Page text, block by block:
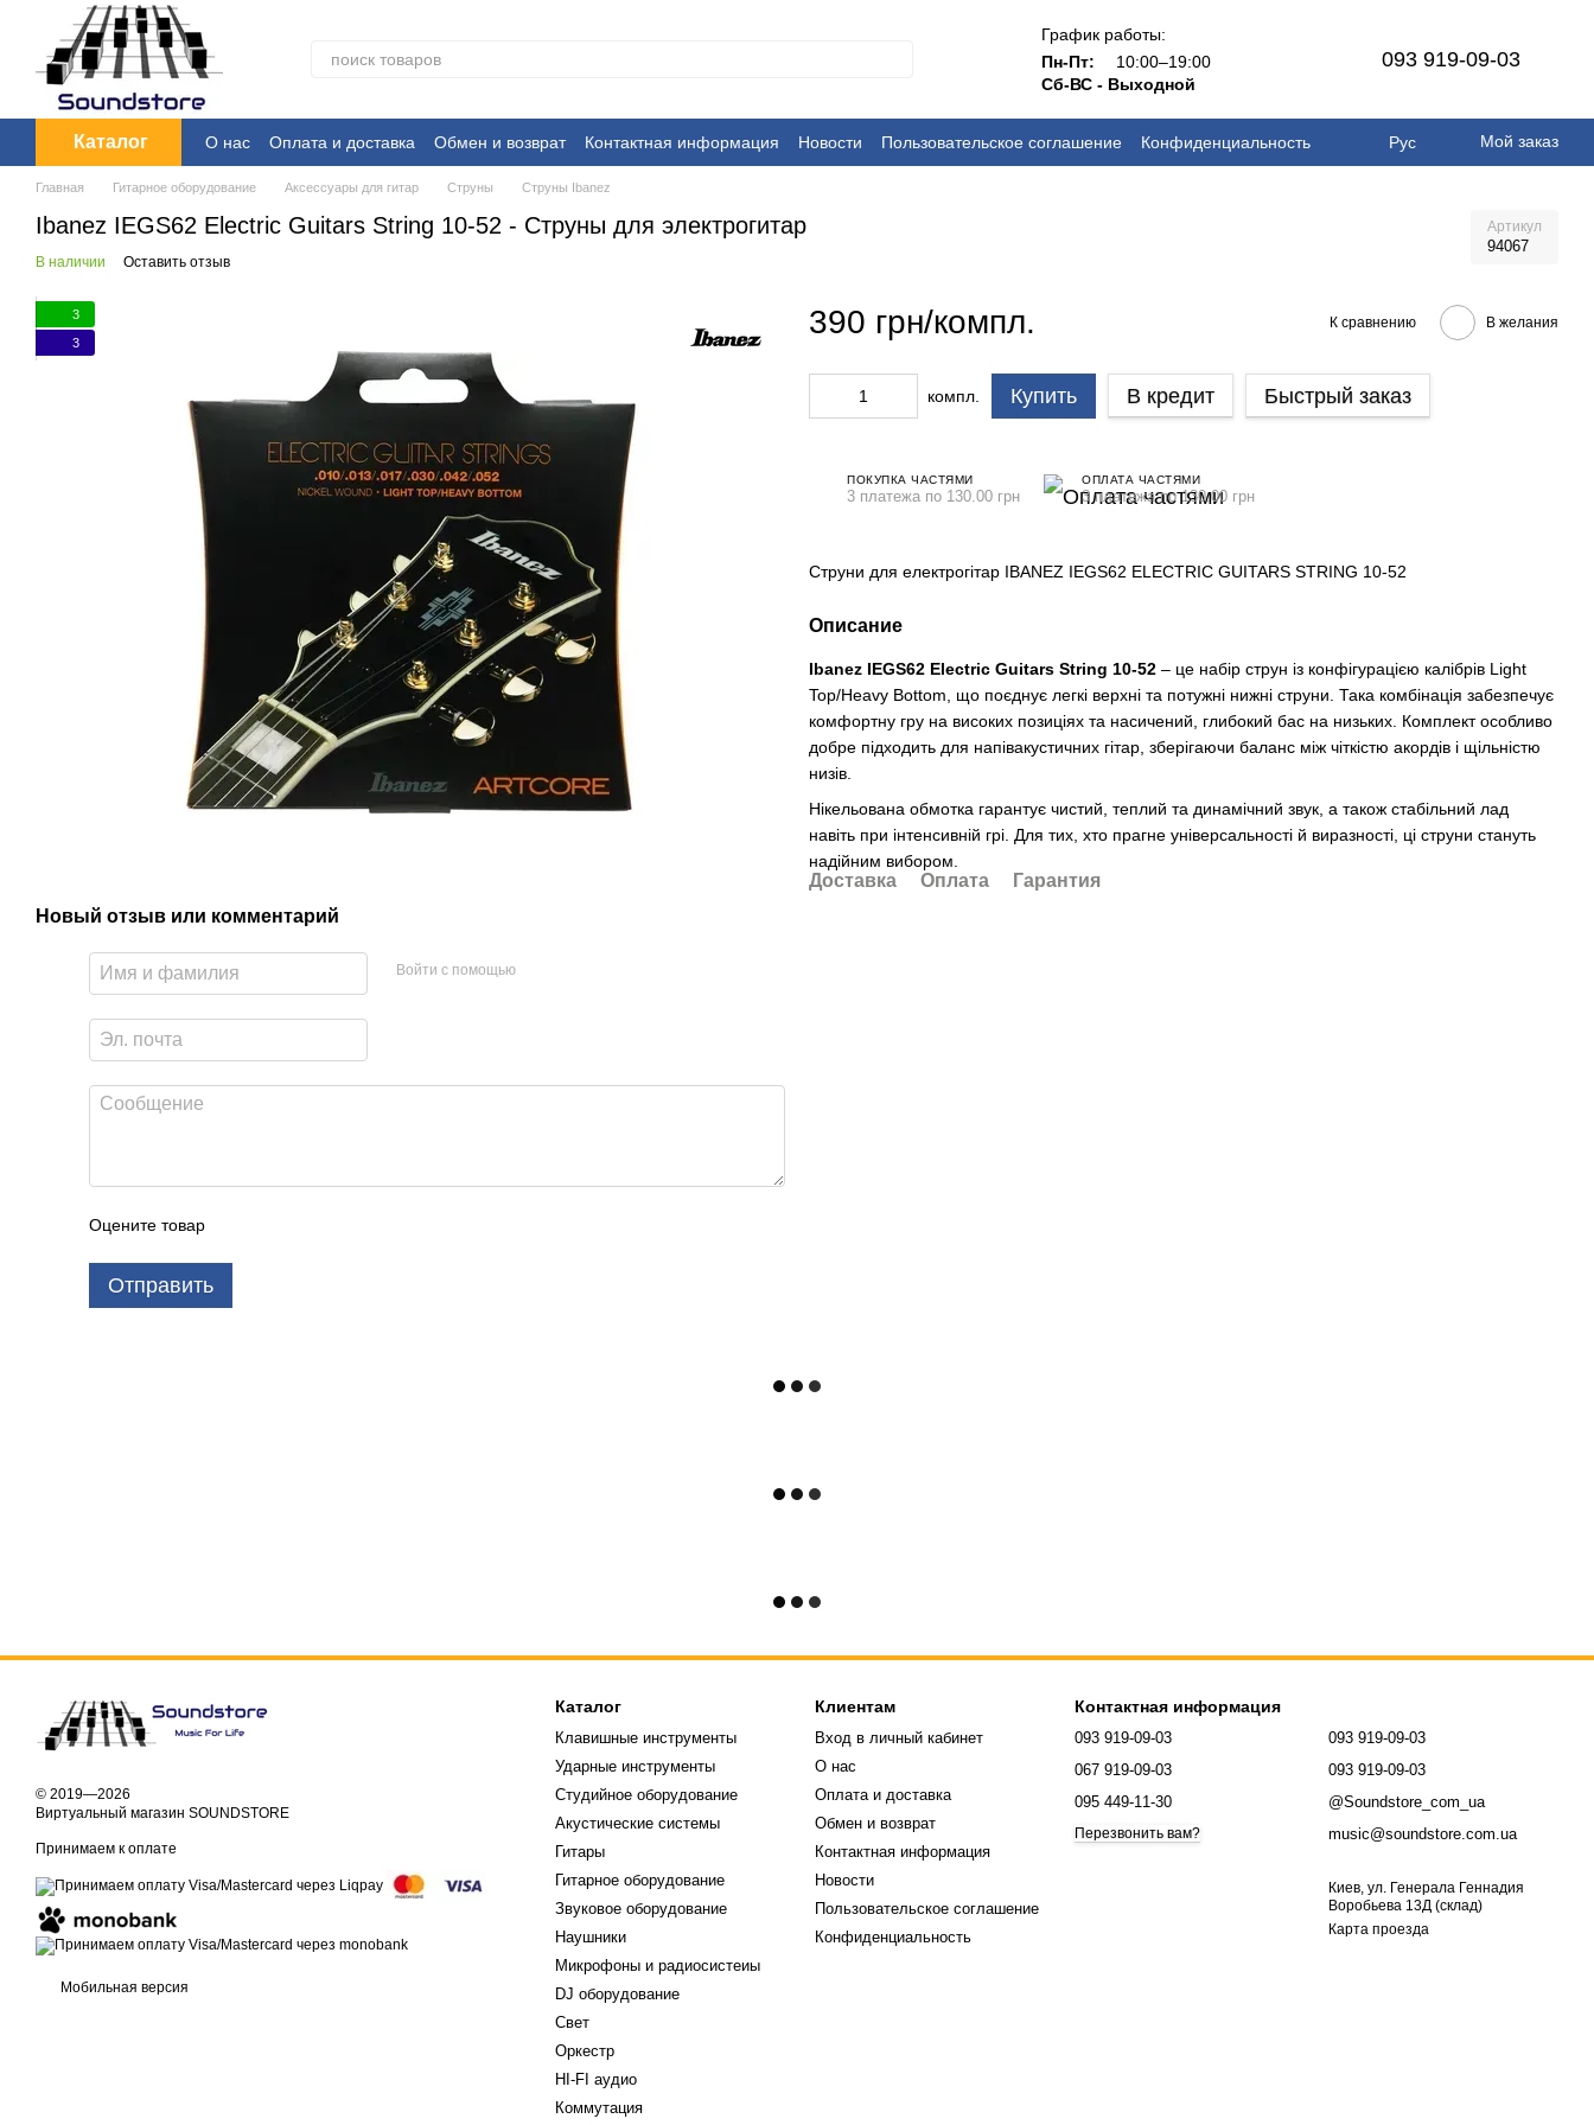
Перейти к основному контенту
График работы:
Пн-Пт:
10:00–19:00
Сб-ВС - Выходной
093 919-09-03
Каталог О нас Оплата и доставка Обмен и возврат Контактная информация Новости Пользовательское соглашение Конфиденциальность Рус Мой заказ
Главная Гитарное оборудование Аксессуары для гитар Струны Струны Ibanez
Ibanez IEGS62 Electric Guitars String 10-52 - Струны для электрогитар Артикул
94067
В наличии Оставить отзыв
3
3
Новый отзыв или комментарий
Войти с помощью
Оцените товар
Отправить
390 грн/компл. К сравнению В желания
компл. Купить В кредит Быстрый заказ
ПОКУПКА ЧАСТЯМИ
3 платежа по 130.00 грн
ОПЛАТА ЧАСТЯМИ
3 платежа по 130.00 грн
Струни для електрогітар IBANEZ IEGS62 ELECTRIC GUITARS STRING 10-52
Описание
Ibanez IEGS62 Electric Guitars String 10-52 – це набір струн із конфігурацією калібрів Light
Top/Heavy Bottom, що поєднує легкі верхні та потужні нижні струни. Така комбінація забезпечує
комфортну гру на високих позиціях та насичений, глибокий бас на низьких. Комплект особливо
добре підходить для напівакустичних гітар, зберігаючи баланс між чіткістю акордів і щільністю
низів.
Нікельована обмотка гарантує чистий, теплий та динамічний звук, а також стабільний лад
навіть при інтенсивній грі. Для тих, хто прагне універсальності й виразності, ці струни стануть
надійним вибором.
Доставка Оплата Гарантия
© 2019—2026
Виртуальный магазин SOUNDSTORE
Принимаем к оплате
Мобильная версия
Каталог
Клавишные инструменты
Ударные инструменты
Студийное оборудование
Акустические системы
Гитары
Гитарное оборудование
Звуковое оборудование
Наушники
Микрофоны и радиосистеиы
DJ оборудование
Свет
Оркестр
HI-FI аудио
Коммутация
Клиентам
Вход в личный кабинет
О нас
Оплата и доставка
Обмен и возврат
Контактная информация
Новости
Пользовательское соглашение
Конфиденциальность
Контактная информация
093 919-09-03
067 919-09-03
095 449-11-30
Перезвонить вам?
093 919-09-03
093 919-09-03
@Soundstore_com_ua
music@soundstore.com.ua
Киев, ул. Генерала Геннадия
Воробьева 13Д (склад)
Карта проезда